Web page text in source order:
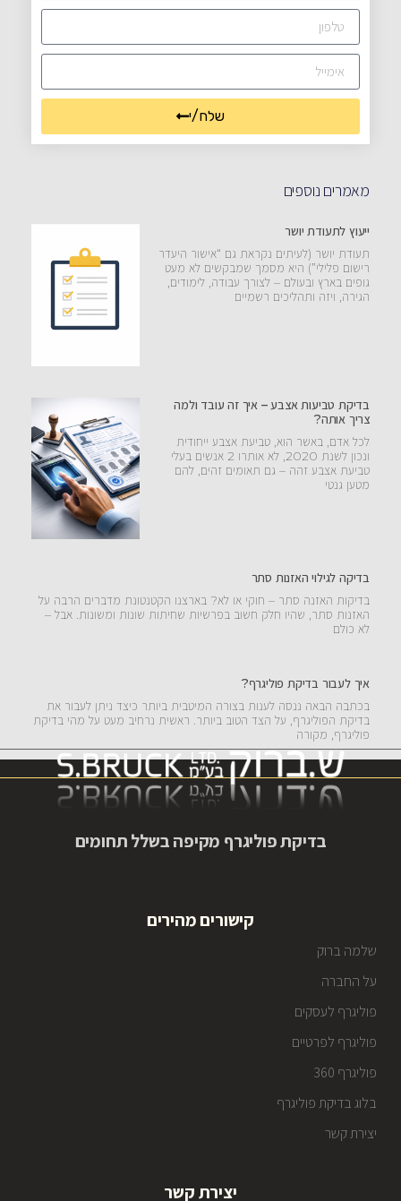
שלח/י
מאמרים נוספים
ייעוץ לתעודת יושר
תעודת יושר (לעיתים נקראת גם “אישור היעדר
רישום פלילי”) היא מסמך שמבקשים לא מעט
גופים בארץ ובעולם – לצורך עבודה, לימודים,
הגירה, ויזה ותהליכים רשמיים
בדיקת טביעות אצבע – איך זה עובד ולמה
צריך אותה?
לכל אדם, באשר הוא, טביעת אצבע ייחודית
ונכון לשנת 2020, לא אותרו 2 אנשים בעלי
טביעת אצבע זהה – גם תאומים זהים, להם
מטען גנטי
בדיקה לגילוי האזנות סתר
בדיקות האזנה סתר – חוקי או לא? בארצנו הקטנטונת מדברים הרבה על
האזנות סתר, שהיו חלק חשוב בפרשיות שחיתות שונות ומשונות. אבל –
לא כולם
איך לעבור בדיקת פוליגרף?
בכתבה הבאה ננסה לענות בצורה המיטבית ביותר כיצד ניתן לעבור את
בדיקת הפוליגרף, על הצד הטוב ביותר. ראשית נרחיב מעט על מהי בדיקת
פוליגרף, מקורה
בדיקת פוליגרף מקיפה בשלל תחומים
קישורים מהירים
שלמה ברוק
על החברה
פוליגרף לעסקים
פוליגרף לפרטיים
פוליגרף 360
בלוג בדיקת פוליגרף
יצירת קשר
יצירת קשר